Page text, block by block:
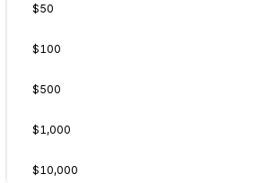
$50
$100
$500
$1,000
$10,000